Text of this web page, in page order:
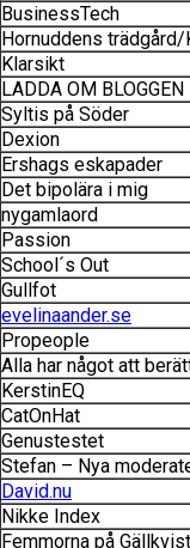
BusinessTech
Hornuddens
Klarsikt
LADDA OM BLOGGEN
Syltis på Söder
Dexion
Ershags eskapader
Det bipolära i mig
nygamlaord
Passion
School´s Out
Gullfot
evelinaander.se
Propeople
Alla har något att
KerstinEQ
CatOnHat
Genustestet
Stefan – Nya
David.nu
Nikke Index
Femmorna på